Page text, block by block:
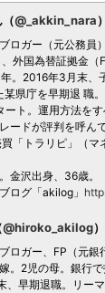
@_akkin_nara）
ロガー（元公務員）
外国為替証拠金（
。2016年3月末、
某県庁を早期退 職
ート。運用方法を
ードが評判を呼んで
「トラリピ」（マ
金沢出身、36歳。
ログ「akilog」
@hiroko_akilog）
ロガー、FP（元銀
。2児の母。銀行
、早期退職。リー